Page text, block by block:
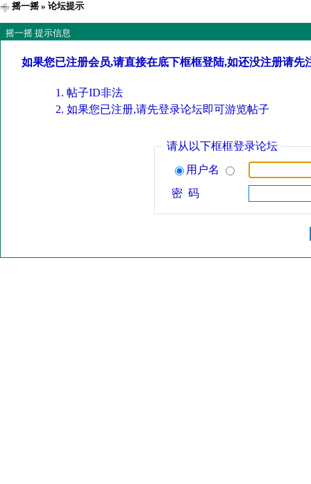
摇一摇» 论坛提示
摇一摇 提示信息
如果您已注册会员,请直接在底下框框登陆,如还没注册请先
帖子ID非法
如果您已注册,请先登录论坛即可游览帖子
请从以下框框登录论坛
用户名
密 码